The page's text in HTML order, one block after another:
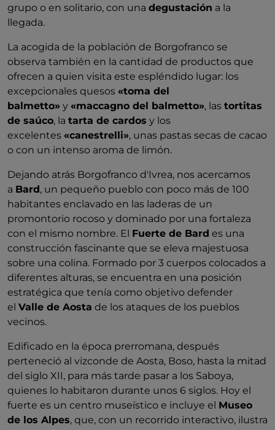
grupo o en solitario, con una degustación a la
llegada.
La acogida de la población de Borgofranco se
observa también en la cantidad de productos que
ofrecen a quien visita este espléndido lugar: los
excepcionales quesos «toma del
balmetto» y «maccagno del balmetto», las tortitas
de saúco, la tarta de cardos y los
excelentes «canestrelli», unas pastas secas de cacao
o con un intenso aroma de limón.
Dejando atrás Borgofranco d'Ivrea, nos acercamos
a Bard, un pequeño pueblo con poco más de 100
habitantes enclavado en las laderas de un
promontorio rocoso y dominado por una fortaleza
con el mismo nombre. El Fuerte de Bard es una
construcción fascinante que se eleva majestuosa
sobre una colina. Formado por 3 cuerpos colocados a
diferentes alturas, se encuentra en una posición
estratégica que tenía como objetivo defender
el Valle de Aosta de los ataques de los pueblos
vecinos.
Edificado en la época prerromana, después
perteneció al vizconde de Aosta, Boso, hasta la mitad
del siglo XII, para más tarde pasar a los Saboya,
quienes lo habitaron durante unos 6 siglos. Hoy el
fuerte es un centro museístico e incluye el Museo
de los Alpes, que, con un recorrido interactivo, ilustra